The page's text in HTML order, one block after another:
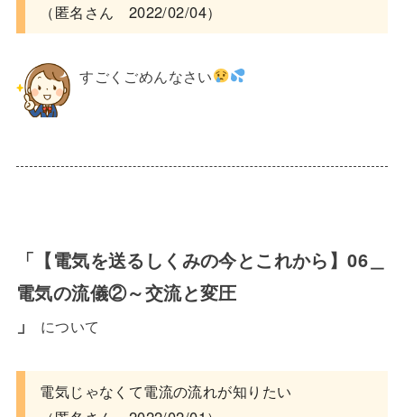
（匿名さん 2022/02/04）
すごくごめんなさい
「【電気を送るしくみの今とこれから】06＿
電気の流儀②～交流と変圧
」
について
電気じゃなくて電流の流れが知りたい